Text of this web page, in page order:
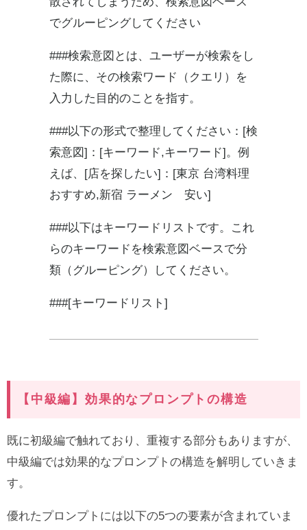
でグルーピングしてください
###検索意図とは、ユーザーが検索をし
た際に、その検索ワード（クエリ）を
入力した目的のことを指す。
###以下の形式で整理してください：[検
索意図]：[キーワード,キーワード]。例
えば、[店を探したい]：[東京 台湾料理
おすすめ,新宿 ラーメン 安い]
###以下はキーワードリストです。これ
らのキーワードを検索意図ベースで分
類（グルーピング）してください。
###[キーワードリスト]
【中級編】効果的なプロンプトの構造
既に初級編で触れており、重複する部分もありますが、
中級編では効果的なプロンプトの構造を解明していきま
す。
優れたプロンプトには以下の5つの要素が含まれていま